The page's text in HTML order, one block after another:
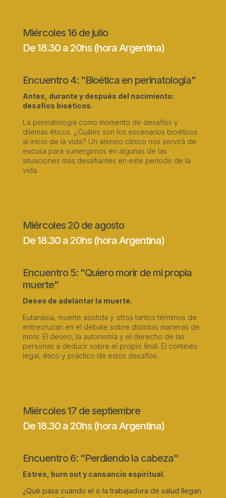
Miércoles 16 de julio
De 18.30 a 20hs (hora Argentina)
Encuentro 4: "Bioética en perinatología"
Antes, durante y después del nacimiento:
desafíos bioéticos.
La perinatología como momento de desafíos y
dilemas éticos. ¿Cuáles son los escenarios bioéticos
al inicio de la vida? Un ateneo clínico nos servirá de
excusa para sumergirnos en algunas de las
situaciones más desafiantes en este período de la
vida.
Miércoles 20 de agosto
De 18.30 a 20hs (hora Argentina)
Encuentro 5: "Quiero morir de mi propia
muerte"
Deseo de adelantar la muerte.
Eutanasia, muerte asistida y otros tantos términos de
entrecruzan en el debate sobre distintas maneras de
morir. El deseo, la autonomía y el derecho de las
personas a deducir sobre el propio final. El contexto
legal, ético y práctico de estos desafíos.
Miércoles 17 de septiembre
De 18.30 a 20hs (hora Argentina)
Encuentro 6: "Perdiendo la cabeza"
Estrés, burn out y cansancio espiritual.
¿Qué pasa cuando el o la trabajadora de salud llegan